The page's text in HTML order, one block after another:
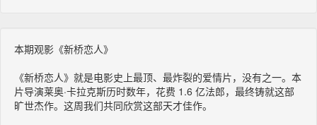
本期观影《新桥恋人》
《新桥恋人》就是电影史上最顶、最炸裂的爱情片，没有之一。本
片导演莱奥·卡拉克斯历时数年，花费 1.6 亿法郎，最终铸就这部
旷世杰作。这周我们共同欣赏这部天才佳作。